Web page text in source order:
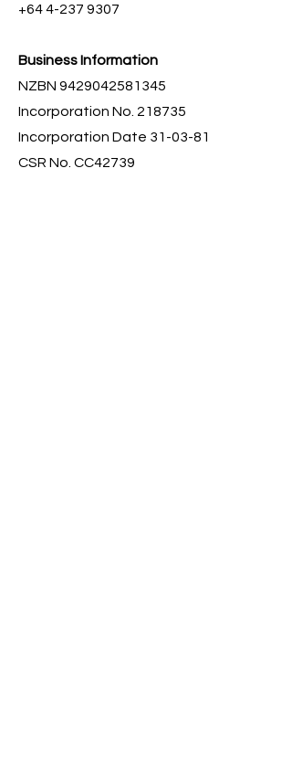
+64 4-237 9307
Business Information
NZBN 9429042581345
Incorporation No. 218735
Incorporation Date 31-03-81
CSR No. CC42739